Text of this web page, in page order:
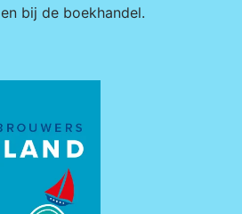
en bij de boekhandel.